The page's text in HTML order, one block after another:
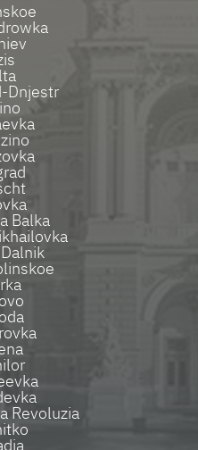
Dnjestr
Balka
Revoluzia